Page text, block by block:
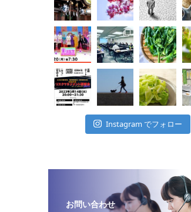
Instagram でフォロー
お問い合わせ